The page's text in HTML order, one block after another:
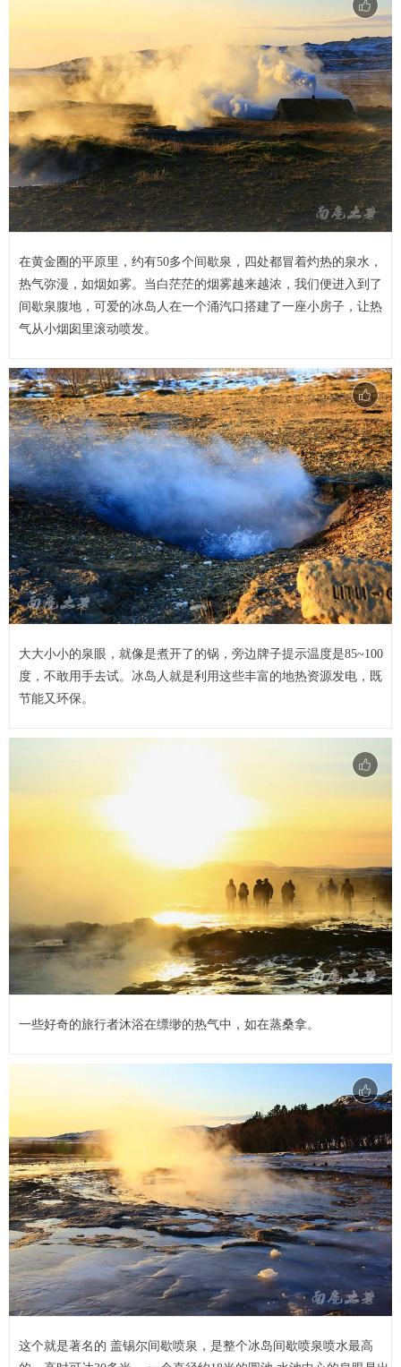
在黄金圈的平原里，约有50多个间歇泉，四处都冒着灼热的泉水，
热气弥漫，如烟如雾。当白茫茫的烟雾越来越浓，我们便进入到了
间歇泉腹地，可爱的冰岛人在一个涌汽口搭建了一座小房子，让热
气从小烟囱里滚动喷发。
大大小小的泉眼，就像是煮开了的锅，旁边牌子提示温度是85~100
度，不敢用手去试。冰岛人就是利用这些丰富的地热资源发电，既
节能又环保。
一些好奇的旅行者沐浴在缥缈的热气中，如在蒸桑拿。
这个就是著名的 盖锡尔间歇喷泉，是整个冰岛间歇喷泉喷水最高